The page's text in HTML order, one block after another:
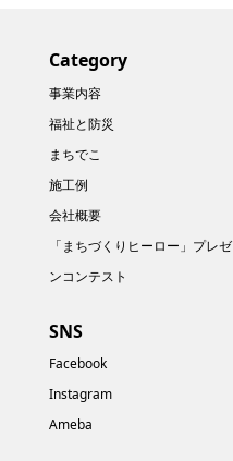
Category
事業内容
福祉と防災
まちでこ
施工例
会社概要
「まちづくりヒーロー」プレゼ
ンコンテスト
SNS
Facebook
Instagram
Ameba